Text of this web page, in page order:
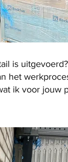
is
het
ik voor jouw